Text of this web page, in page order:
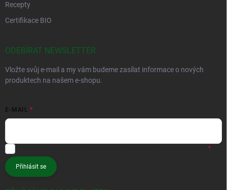
Recepty
Certifikace BIO
ODEBÍRAT NEWSLETTER
Vložte svůj e-mail a my vám budeme zasílat informace o nových
produktech na našem e-shopu.
E-MAIL
Přihlásit se